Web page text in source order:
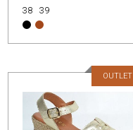
38 39
OUTLET